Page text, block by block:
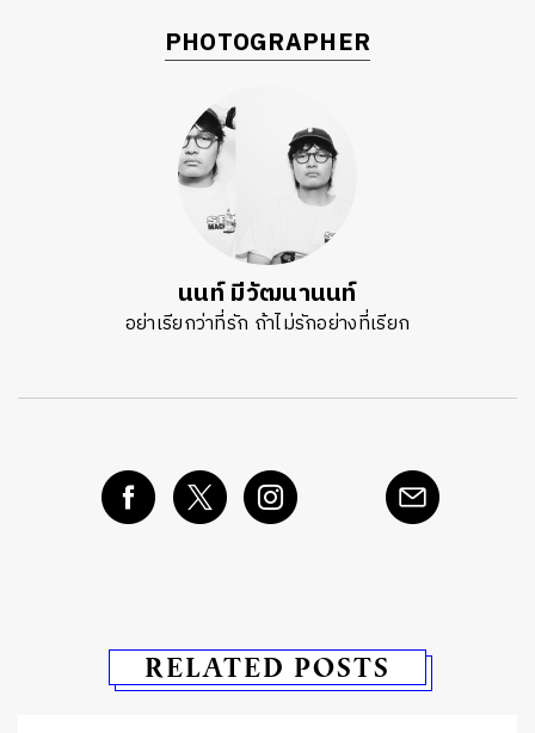
PHOTOGRAPHER
นนท์ มีวัฒนานนท์
อย่าเรียกว่าที่รัก ถ้าไม่รักอย่างที่เรียก
RELATED POSTS